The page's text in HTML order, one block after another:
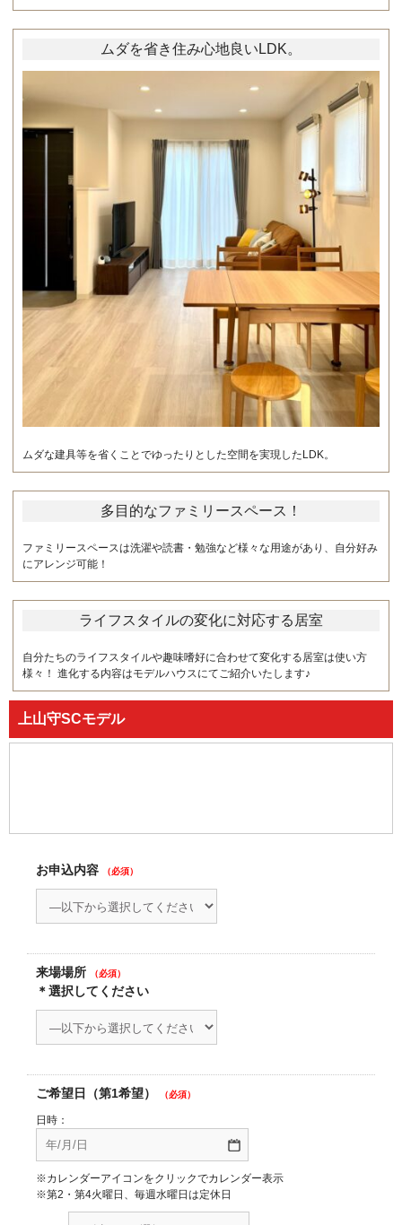
ムダを省き住み心地良いLDK。
ムダな建具等を省くことでゆったりとした空間を実現したLDK。
多目的なファミリースペース！
ファミリースペースは洗濯や読書・勉強など様々な用途があり、自分好み
にアレンジ可能！
ライフスタイルの変化に対応する居室
自分たちのライフスタイルや趣味嗜好に合わせて変化する居室は使い方
様々！ 進化する内容はモデルハウスにてご紹介いたします♪
上山守SCモデル
お申込内容 （必須）
来場場所 （必須）
＊選択してください
ご希望日（第1希望） （必須）
日時：
※カレンダーアイコンをクリックでカレンダー表示
※第2・第4火曜日、毎週水曜日は定休日